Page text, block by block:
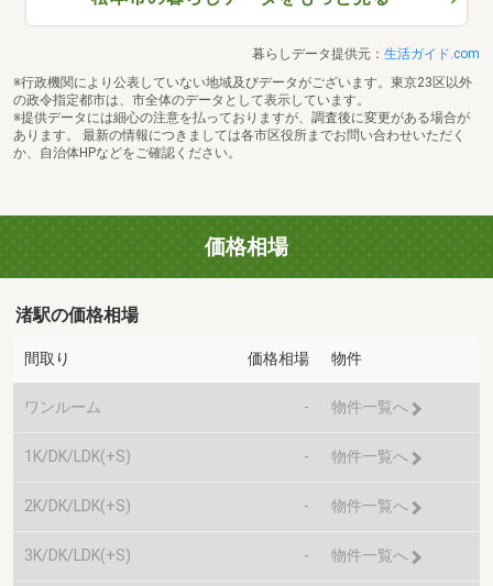
暮らしデータ提供元： 生活ガイド.com
※行政機関により公表していない地域及びデータがございます。東京23区以外
の政令指定都市は、市全体のデータとして表示しています。
※提供データには細心の注意を払っておりますが、調査後に変更がある場合が
あります。 最新の情報につきましては各市区役所までお問い合わせいただく
か、自治体HPなどをご確認ください。
価格相場
渚駅の価格相場
間取り 価格相場 物件
ワンルーム - 物件一覧へ
1K/DK/LDK(+S) - 物件一覧へ
2K/DK/LDK(+S) - 物件一覧へ
3K/DK/LDK(+S) - 物件一覧へ